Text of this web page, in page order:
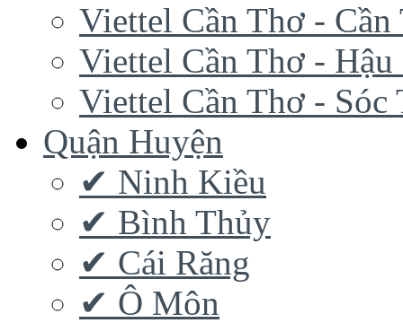
Viettel Cần Thơ - Cần
Viettel Cần Thơ - Hậu
Viettel Cần Thơ - Sóc
Quận Huyện
✔ Ninh Kiều
✔ Bình Thủy
✔ Cái Răng
✔ Ô Môn